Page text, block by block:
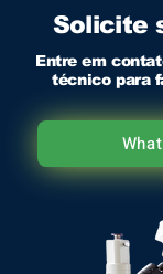
Solicite
Entre em
técnico para